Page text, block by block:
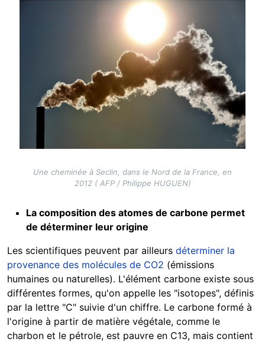
Une cheminée à Seclin, dans le Nord de la France, en
2012 ( AFP / Philippe HUGUEN)
La composition des atomes de carbone permet
de déterminer leur origine
Les scientifiques peuvent par ailleurs déterminer la
provenance des molécules de CO2 (émissions
humaines ou naturelles). L'élément carbone existe sous
différentes formes, qu'on appelle les "isotopes", définis
par la lettre "C" suivie d'un chiffre. Le carbone formé à
l'origine à partir de matière végétale, comme le
charbon et le pétrole, est pauvre en C13, mais contient